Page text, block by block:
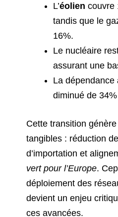
L’éolien couvre
tandis que le
16%.
Le nucléaire
assurant une
La dépendance
diminué de
Cette transition
tangibles : réduction
d’importation et
vert pour l’Europe.
déploiement des
devient un enjeu
ces avancées.